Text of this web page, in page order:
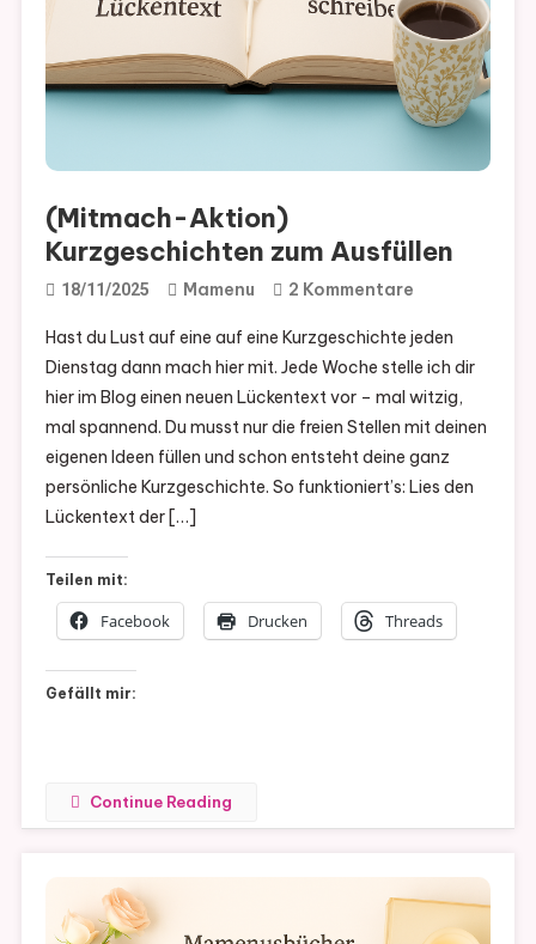
(Mitmach-Aktion)
Kurzgeschichten zum Ausfüllen
18/11/2025 Mamenu 2 KommentareZu
Aktion)
Zum
Ausfüllen
Hast du Lust auf eine auf eine Kurzgeschichte jeden
Dienstag dann mach hier mit. Jede Woche stelle ich dir
hier im Blog einen neuen Lückentext vor – mal witzig,
mal spannend. Du musst nur die freien Stellen mit deinen
eigenen Ideen füllen und schon entsteht deine ganz
persönliche Kurzgeschichte. So funktioniert’s: Lies den
Lückentext der […]
Teilen mit:
Facebook Drucken Threads
Gefällt mir:
Continue Reading